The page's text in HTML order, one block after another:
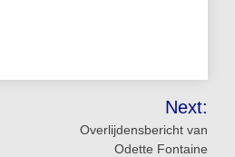
Next:
Overlijdensbericht van
Odette Fontaine